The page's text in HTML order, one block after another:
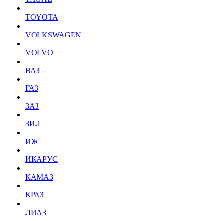
TOYOTA
VOLKSWAGEN
VOLVO
ВАЗ
ГАЗ
ЗАЗ
ЗИЛ
ИЖ
ИКАРУС
КАМАЗ
КРАЗ
ЛИАЗ